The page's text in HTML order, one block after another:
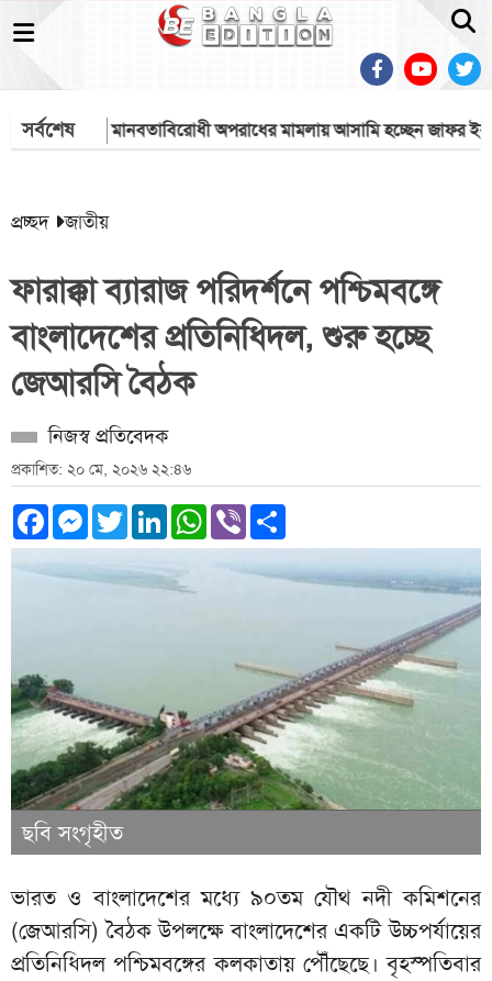
সর্বশেষ
হয়? মানবতাবিরোধী অপরাধের মামলায় আসামি হচ্ছেন জাফর ইকবাল
প্রচ্ছদ জাতীয়
ফারাক্কা ব্যারাজ পরিদর্শনে পশ্চিমবঙ্গে
বাংলাদেশের প্রতিনিধিদল, শুরু হচ্ছে
জেআরসি বৈঠক
নিজস্ব প্রতিবেদক
প্রকাশিত: ২০ মে, ২০২৬ ২২:৪৬
Facebook
Messenger
TwitterLinkedInWhatsApp
Viber
ছবি সংগৃহীত
ভারত ও বাংলাদেশের মধ্যে ৯০তম যৌথ নদী কমিশনের
(জেআরসি) বৈঠক উপলক্ষে বাংলাদেশের একটি উচ্চপর্যায়ের
প্রতিনিধিদল পশ্চিমবঙ্গের কলকাতায় পৌঁছেছে। বৃহস্পতিবার